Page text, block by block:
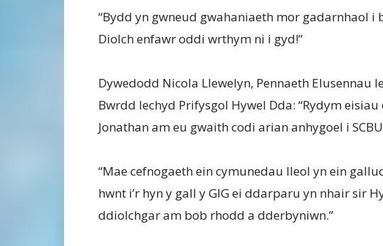
“Bydd yn gwneud gwahaniaeth mor gadarnhaol i
Diolch enfawr oddi wrthym ni i gyd!”
Dywedodd Nicola Llewelyn, Pennaeth Elusennau
Bwrdd Iechyd Prifysgol Hywel Dda: “Rydym
Jonathan am eu gwaith codi arian anhygoel i
“Mae cefnogaeth ein cymunedau lleol yn ein
hwnt i’r hyn y gall y GIG ei ddarparu yn nhair sir
ddiolchgar am bob rhodd a dderbyniwn.”